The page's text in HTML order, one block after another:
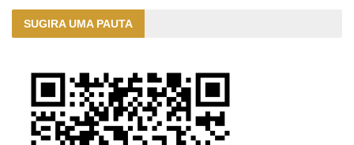
SUGIRA UMA PAUTA